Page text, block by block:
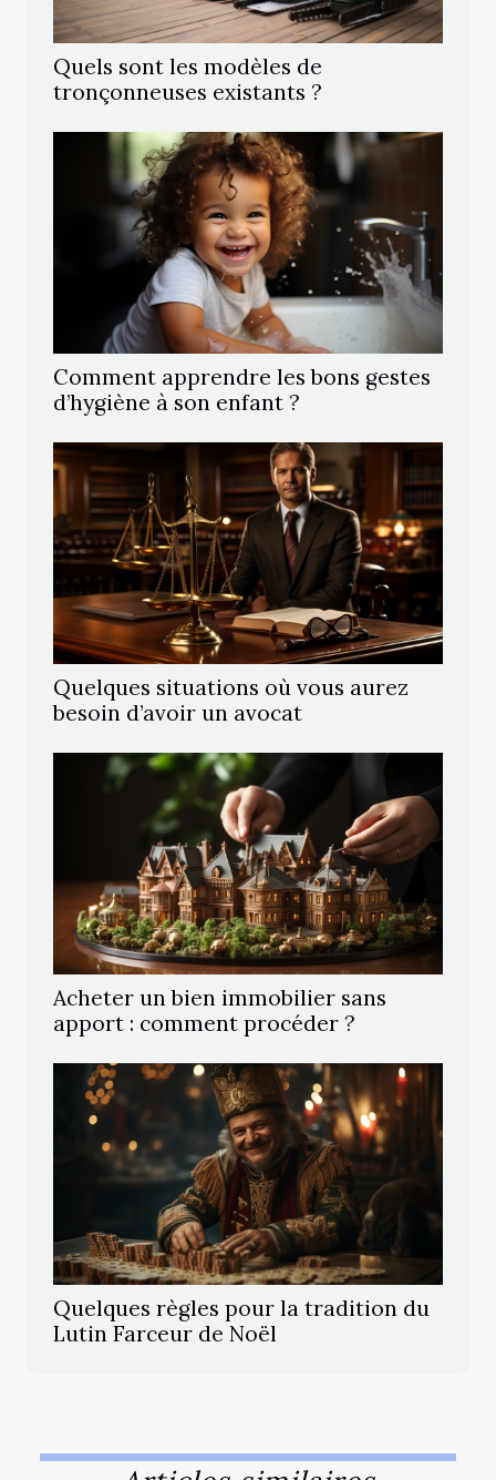
Quels sont les modèles de
tronçonneuses existants ?
Comment apprendre les bons gestes
d’hygiène à son enfant ?
Quelques situations où vous aurez
besoin d’avoir un avocat
Acheter un bien immobilier sans
apport : comment procéder ?
Quelques règles pour la tradition du
Lutin Farceur de Noël